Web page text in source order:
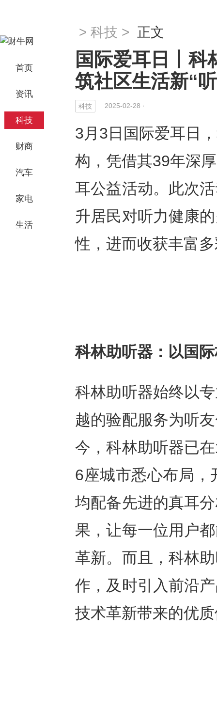
首页
资讯
科技
财商
汽车
家电
生活
> 科技 > 正文
国际爱耳日丨科
筑社区生活新“
科技 2025-02-28 ·
3月3日国际爱耳日
构，凭借其39年深
耳公益活动。此次
升居民对听力健康
性，进而收获丰富
科林助听器：以国
科林助听器始终以
越的验配服务为听
今，科林助听器已
6座城市悉心布局，
均配备先进的真耳
果，让每一位用户
革新。而且，科林
作，及时引入前沿
技术革新带来的优